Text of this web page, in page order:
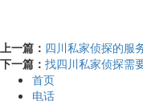
上一篇： 四川私家侦探的服
下一篇： 找四川私家侦探需
首页
电话